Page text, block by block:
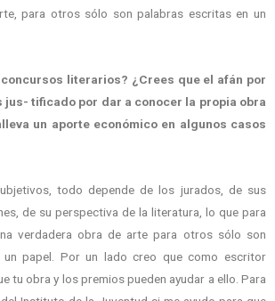
para otros sólo son palabras escritas en un
literarios? ¿Crees que el afán por
jus- tificado por dar a conocer la propia obra
un aporte económico en algunos casos
todo depende de los jurados, de sus
de su perspectiva de la literatura, lo que para
verdadera obra de arte para otros sólo son
un papel. Por un lado creo que como escritor
tu obra y los premios pueden ayudar a ello. Para